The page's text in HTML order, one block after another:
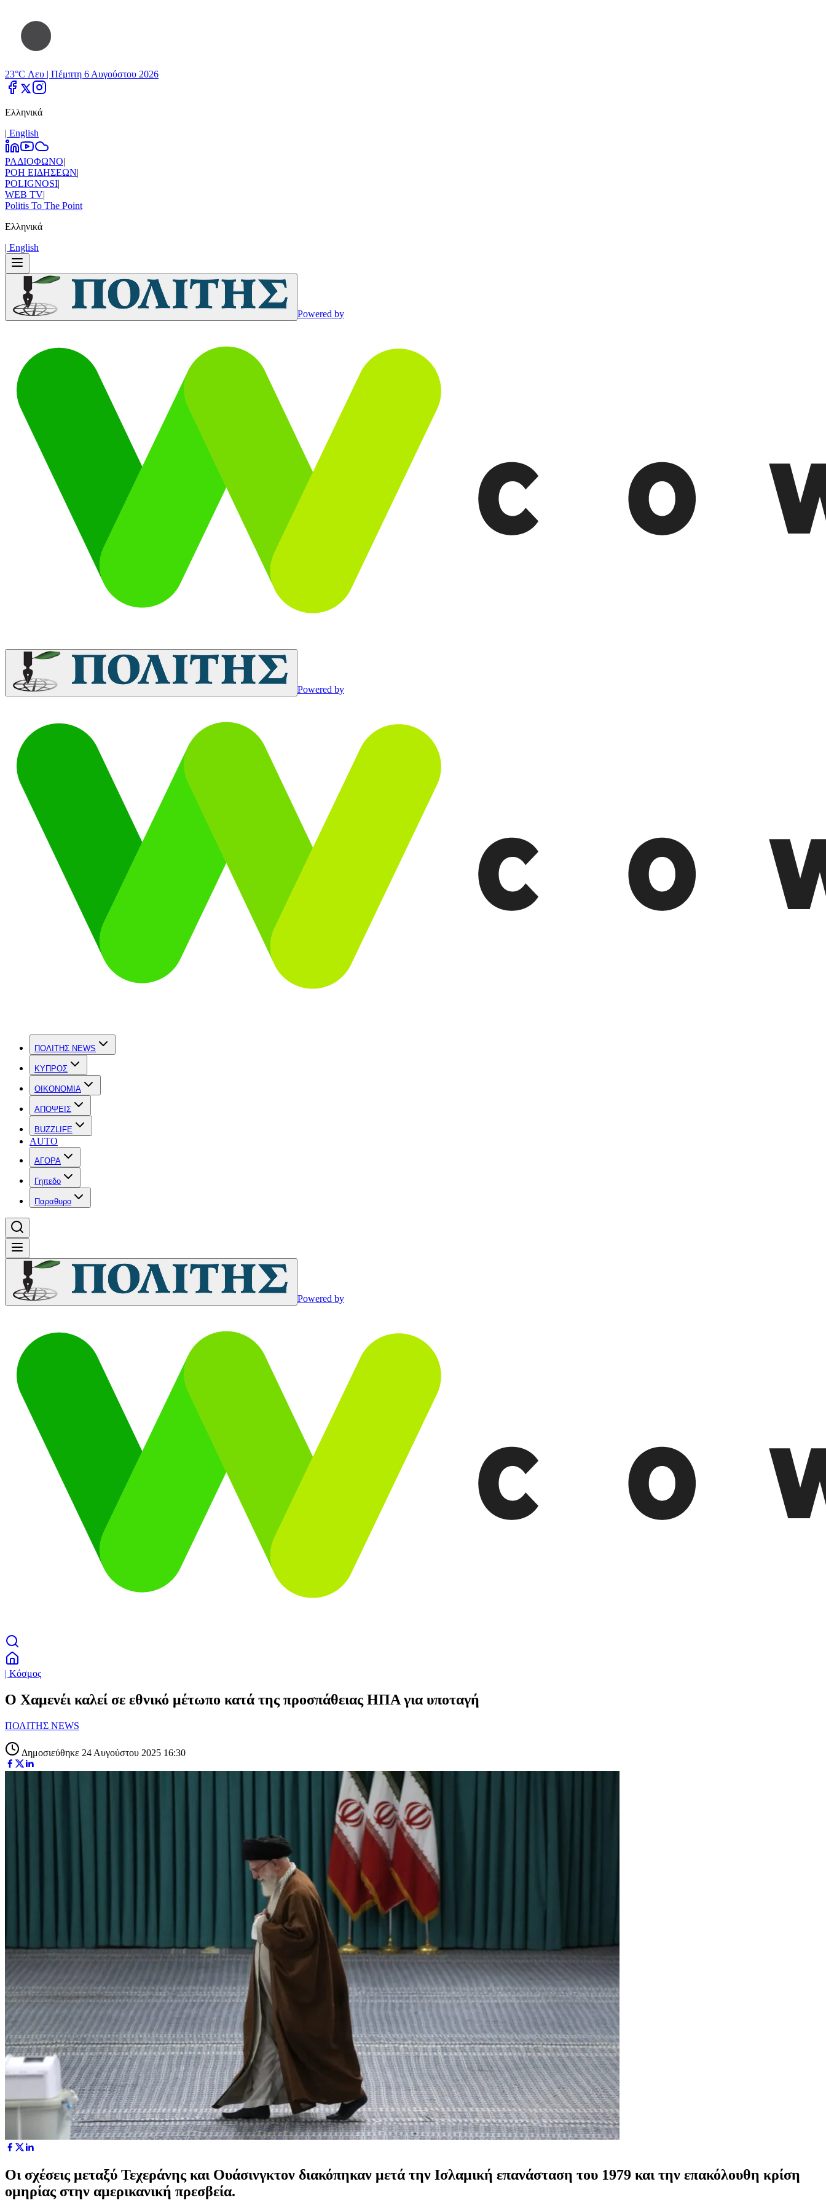
23°C Λευ | Πέμπτη 6 Αυγούστου 2026
Ελληνικά
| Εnglish
ΡΑΔΙΟΦΩΝΟ|
ΡΟΗ ΕΙΔΗΣΕΩΝ|
POLIGNOSI|
WEB TV|
Politis To The Point
Ελληνικά
| Εnglish
Powered by
Powered by
ΠΟΛΙΤΗΣ NEWS
ΚΥΠΡΟΣ
OIKONOMIA
ΑΠΟΨΕΙΣ
BUZZLIFE
AUTO
ΑΓΟΡΑ
Γηπεδο
Παραθυρο
Powered by
| Κόσμος
Ο Χαμενέι καλεί σε εθνικό μέτωπο κατά της προσπάθειας ΗΠΑ για υποταγή
ΠΟΛΙΤΗΣ NEWS
Δημοσιεύθηκε 24 Αυγούστου 2025 16:30
Οι σχέσεις μεταξύ Τεχεράνης και Ουάσινγκτον διακόπηκαν μετά την Ισλαμική επανάσταση του 1979 και την επακόλουθη κρίση
ομηρίας στην αμερικανική πρεσβεία.